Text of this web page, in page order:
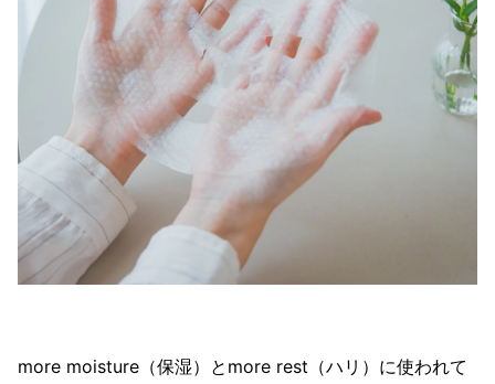
more moisture（保湿）とmore rest（ハリ）に使われて